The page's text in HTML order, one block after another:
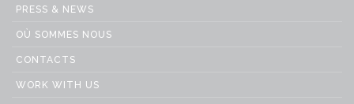
PRESS & NEWS
OÙ SOMMES NOUS
CONTACTS
WORK WITH US